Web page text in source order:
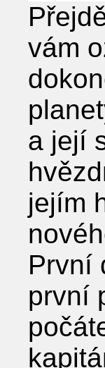
vám
a její
jejím
První
první